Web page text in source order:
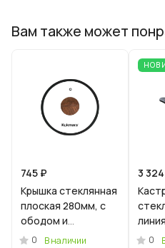
Вам также может
745 ₽
Крышка стеклянная
плоская 280мм, с
ободом и
пароотводом из
0
В наличии
3
0